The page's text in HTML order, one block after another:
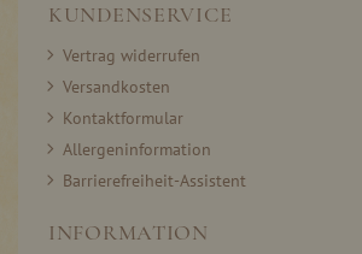
KUNDENSERVICE
Vertrag widerrufen
Versandkosten
Kontaktformular
Allergeninformation
Barrierefreiheit-Assistent
INFORMATION